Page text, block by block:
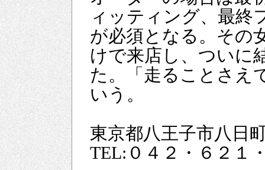
ィッティング、最終
が必須となる。その
けで来店し、ついに
た。「走ることさえ
いう。
東京都八王子市八日
TEL:０４２・６２１